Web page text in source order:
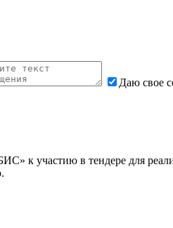
Даю свое
к участию в тендере для